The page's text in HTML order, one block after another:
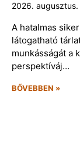
2026.
A hatalmas
látogatható
munkásságát a
perspektíváj…
BŐVEBBEN »